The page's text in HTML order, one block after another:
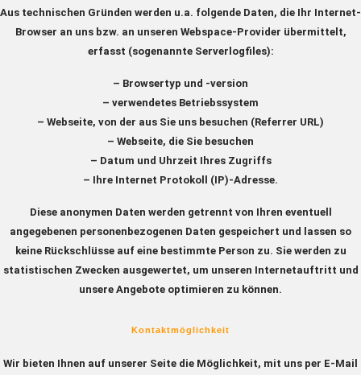
Aus technischen Gründen werden u.a. folgende Daten, die Ihr Internet-
Browser an uns bzw. an unseren Webspace-Provider übermittelt,
erfasst (sogenannte Serverlogfiles):
– Browsertyp und -version
– verwendetes Betriebssystem
– Webseite, von der aus Sie uns besuchen (Referrer URL)
– Webseite, die Sie besuchen
– Datum und Uhrzeit Ihres Zugriffs
– Ihre Internet Protokoll (IP)-Adresse.
Diese anonymen Daten werden getrennt von Ihren eventuell
angegebenen personenbezogenen Daten gespeichert und lassen so
keine Rückschlüsse auf eine bestimmte Person zu. Sie werden zu
statistischen Zwecken ausgewertet, um unseren Internetauftritt und
unsere Angebote optimieren zu können.
Kontaktmöglichkeit
Wir bieten Ihnen auf unserer Seite die Möglichkeit, mit uns per E-Mail